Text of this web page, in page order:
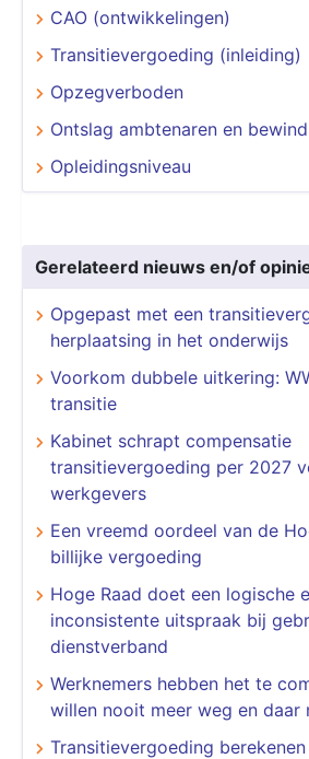
CAO (ontwikkelingen)
Transitievergoeding (inleiding)
Opzegverboden
Ontslag ambtenaren en
Opleidingsniveau
Gerelateerd nieuws en/of
Opgepast met een
herplaatsing in het onderwijs
Voorkom dubbele uitkering:
transitie
Kabinet schrapt compensatie
transitievergoeding per 2027
werkgevers
Een vreemd oordeel van de
billijke vergoeding
Hoge Raad doet een logische
inconsistente uitspraak bij
dienstverband
Werknemers hebben het te
willen nooit meer weg en daar
Transitievergoeding